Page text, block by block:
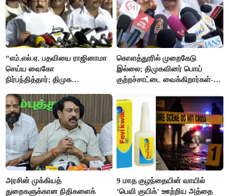
“எம்.எல்.ஏ. பதவியை ராஜினாமா
செய்ய வைகோ
நிர்பந்தித்தார்; திமுக
தொடர்கிறோம்”- மதிமுக
எம்.எல்.ஏக்கள் பரபரப்பு பேட்டி
கொளத்தூரில் முறைகேடு
இல்லை; திமுகவினர் பொய்
குற்றச்சாட்டை வைக்கிறார்கள்-
அரசின் முக்கியத்
துறைகளுக்கான நிதிகளைக்
9 மாத குழந்தையின் வாயில்
‘பெவி குயிக்’ ஊற்றிய அத்தை